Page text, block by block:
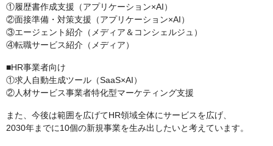
①履歴書作成支援（アプリケーション×AI）
②面接準備・対策支援（アプリケーション×AI）
③エージェント紹介（メディア＆コンシェルジュ）
④転職サービス紹介（メディア）
■HR事業者向け
①求人自動生成ツール（SaaS×AI）
②人材サービス事業者特化型マーケティング支援
また、今後は範囲を広げてHR領域全体にサービスを広げ、
2030年までに10個の新規事業を生み出したいと考えています。